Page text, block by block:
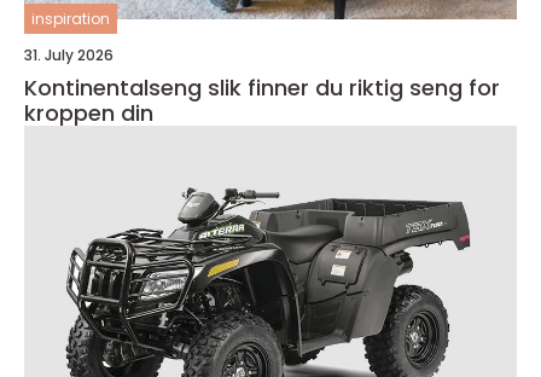
inspiration
31. July 2026
Kontinentalseng slik finner du riktig seng for
kroppen din